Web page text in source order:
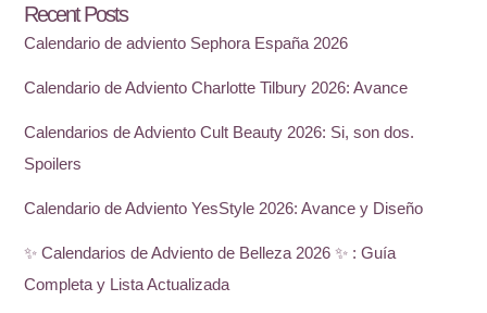
Recent Posts
Calendario de adviento Sephora España 2026
Calendario de Adviento Charlotte Tilbury 2026: Avance
Calendarios de Adviento Cult Beauty 2026: Si, son dos.
Spoilers
Calendario de Adviento YesStyle 2026: Avance y Diseño
✨ Calendarios de Adviento de Belleza 2026 ✨ : Guía
Completa y Lista Actualizada